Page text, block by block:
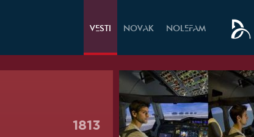
VESTI NOVAK NOLEFAM
1813